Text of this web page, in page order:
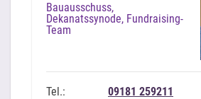
Bauausschuss,
Dekanatssynode, Fundraising-
Team
Tel.:
09181 259211